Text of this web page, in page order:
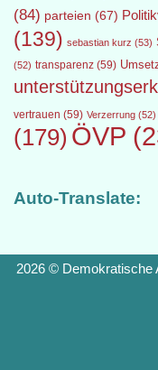
(84) parteien (67)
(139) sebastian kurz (53)
(52) transparenz (59)
vertrauen (59) Verzerrung (52)
(179) ÖVP
Auto-Translate:
2026 © Demokratische